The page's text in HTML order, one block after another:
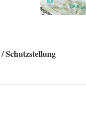
/ Schutzstellung